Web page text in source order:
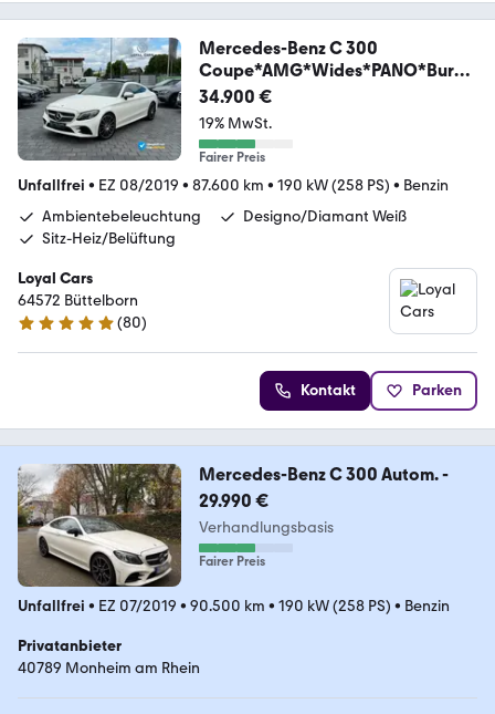
Mercedes-Benz C 300
Coupe*AMG*Wides*PANO*Burm
ester*Mbeam*Memo
34.900 €
19% MwSt.
Fairer Preis
Unfallfrei • EZ 08/2019 • 87.600 km • 190 kW (258 PS) • Benzin
Ambientebeleuchtung
Designo/Diamant Weiß
Sitz-Heiz/Belüftung
Loyal Cars
64572 Büttelborn
5 Sterne
(80)
Kontakt Parken
Mercedes-Benz C 300 Autom. -
29.990 €
Verhandlungsbasis
Fairer Preis
Unfallfrei • EZ 07/2019 • 90.500 km • 190 kW (258 PS) • Benzin
Privatanbieter
40789 Monheim am Rhein